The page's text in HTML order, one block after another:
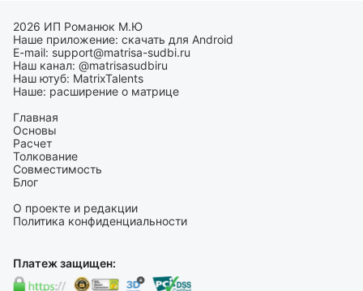
2026 ИП Романюк М.Ю
Наше приложение: скачать для Android
E-mail: support@matrisa-sudbi.ru
Наш канал: @matrisasudbiru
Наш ютуб: MatrixTalents
Наше: расширение о матрице
Главная
Основы
Расчет
Толкование
Совместимость
Блог
О проекте и редакции
Политика конфиденциальности
Платеж защищен: